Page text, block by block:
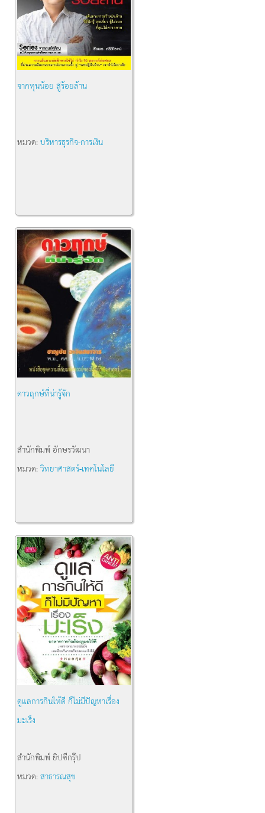
จากทุนน้อย สู่ร้อยล้าน
หมวด:บริหารธุรกิจ-การเงิน
ดาวฤกษ์ที่น่ารู้จัก
สำนักพิมพ์อักษรวัฒนา
หมวด:วิทยาศาสตร์-เทคโนโลยี
ดูแลการกินให้ดี ก็ไม่มีปัญหาเรื่อง
มะเร็ง
สำนักพิมพ์ ยิปซีกรุ๊ป
หมวด:สาธารณสุข